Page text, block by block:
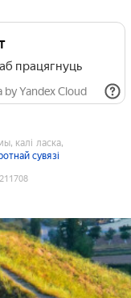
працягнуць
by Yandex Cloud
калі ласка,
сувязі